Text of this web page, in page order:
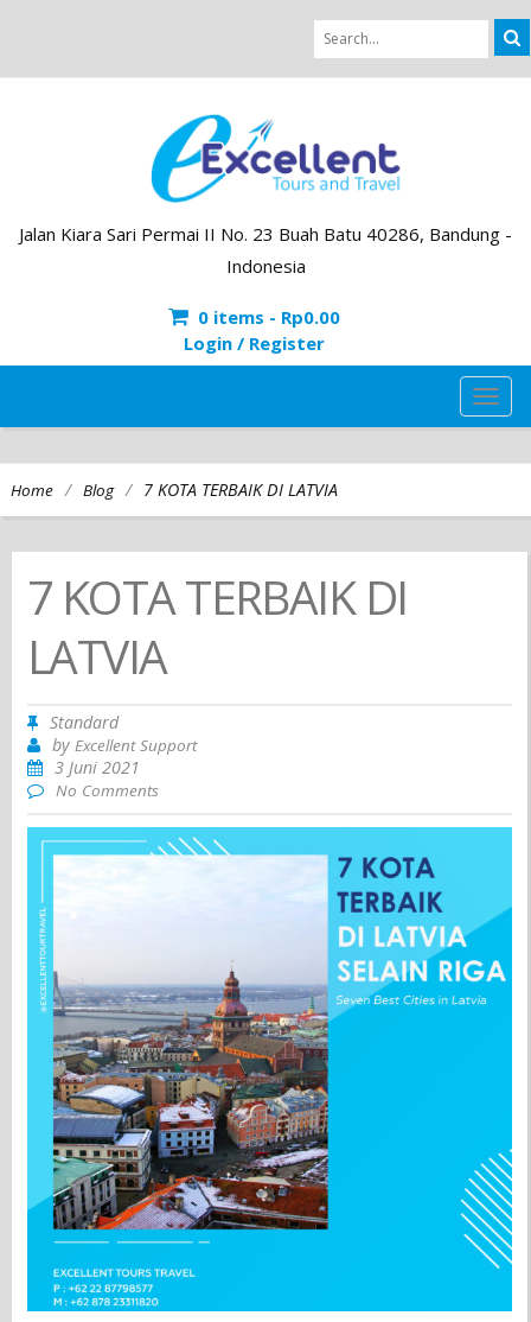
Jalan Kiara Sari Permai II No. 23 Buah Batu 40286, Bandung -
Indonesia
0 items - Rp0.00
Login / Register
Home / Blog / 7 KOTA TERBAIK DI LATVIA
7 KOTA TERBAIK DI
LATVIA
Standard
byExcellent Support
3 Juni 2021
No Comments